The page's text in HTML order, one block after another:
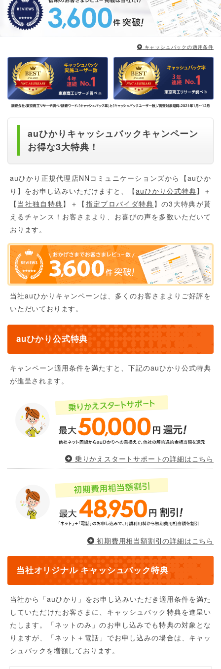
キャッシュバックの適用条件
auひかりキャッシュバックキャンペーン
お得な3大特典！
auひかり正規代理店NNコミュニケーションズから【auひか
り】をお申し込みいただけますと、【auひかり公式特典】＋
【 当社独自特典】＋【 指定プロバイダ特典 】の3大特典が貰
えるチャンス！お客さまより、お喜びの声を多数いただいて
おります。
当社auひかりキャンペーンは、多くのお客さまよりご好評を
いただいております。
auひかり公式特典
キャンペーン適用条件を満たすと、下記のauひかり公式特典
が進呈されます。
乗りかえスタートサポートの詳細はこちら
初期費用相当額割引の詳細はこちら
当社オリジナル キャッシュバック特典
当社から「auひかり」をお申し込みいただき適用条件を満た
していただけたお客さまに、キャッシュバック特典を進呈い
たします。「ネットのみ」のお申し込みでも特典の対象とな
りますが、「ネット＋電話」でお申し込みの場合は、キャッ
シュバックを増額しております。